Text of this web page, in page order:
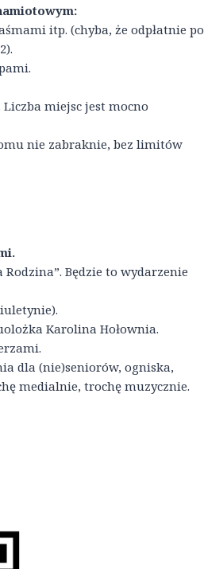
itp. (chyba, że odpłatnie po
miejsc jest mocno
nie zabraknie, bez limitów
Będzie to wydarzenie
Karolina Hołownia.
dla (nie)seniorów, ogniska,
medialnie, trochę muzycznie.